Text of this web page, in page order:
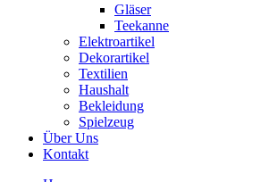
Gläser
Teekanne
Elektroartikel
Dekorartikel
Textilien
Haushalt
Bekleidung
Spielzeug
Über Uns
Kontakt